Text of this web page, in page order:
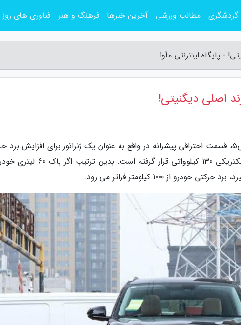
به گزارش پایگاه اینترنتی مأوا، در لندیان ئی5، قسمت احتراقی پیشرانه در واقع به عنوان یک ژنراتور برای افزایش
خودرو عمل می نماید و در خدمت موتور الکتریکی 130 کیلوواتی قرار گرفته است.
از 1000 کیلومتر فراتر می رود.
گردشگری مطالب ورزشی آخرین خبرها فرهنگ و هنر فناوری های روز